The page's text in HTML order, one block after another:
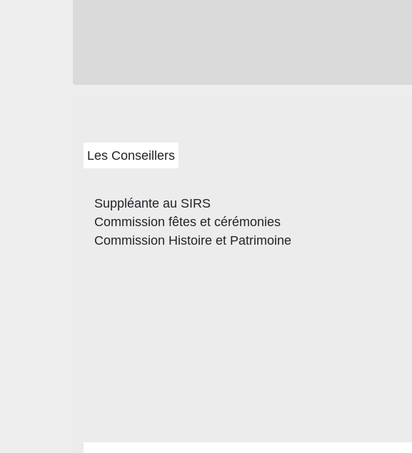
Les Conseillers
Suppléante au SIRS
Commission fêtes et cérémonies
Commission Histoire et Patrimoine